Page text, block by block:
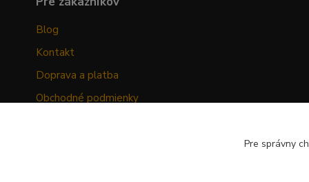
Blog
Kontakt
Doprava a platba
Obchodné podmienky
Pre správny